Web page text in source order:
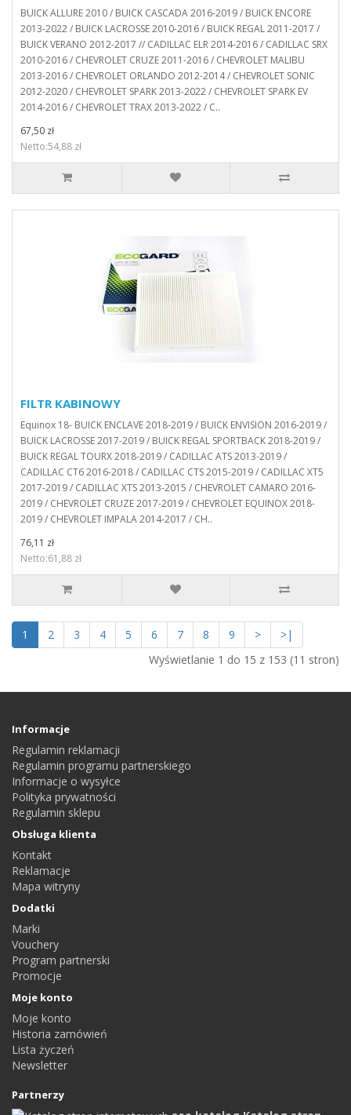
BUICK ALLURE 2010 / BUICK CASCADA 2016-2019 / BUICK ENCORE
2013-2022 / BUICK LACROSSE 2010-2016 / BUICK REGAL 2011-2017 /
BUICK VERANO 2012-2017 // CADILLAC ELR 2014-2016 / CADILLAC SRX
2010-2016 / CHEVROLET CRUZE 2011-2016 / CHEVROLET MALIBU
2013-2016 / CHEVROLET ORLANDO 2012-2014 / CHEVROLET SONIC
2012-2020 / CHEVROLET SPARK 2013-2022 / CHEVROLET SPARK EV
2014-2016 / CHEVROLET TRAX 2013-2022 / C..
67,50 zł
Netto:54,88 zł
FILTR KABINOWY
Equinox 18- BUICK ENCLAVE 2018-2019 / BUICK ENVISION 2016-2019 /
BUICK LACROSSE 2017-2019 / BUICK REGAL SPORTBACK 2018-2019 /
BUICK REGAL TOURX 2018-2019 / CADILLAC ATS 2013-2019 /
CADILLAC CT6 2016-2018 / CADILLAC CTS 2015-2019 / CADILLAC XT5
2017-2019 / CADILLAC XTS 2013-2015 / CHEVROLET CAMARO 2016-
2019 / CHEVROLET CRUZE 2017-2019 / CHEVROLET EQUINOX 2018-
2019 / CHEVROLET IMPALA 2014-2017 / CH..
76,11 zł
Netto:61,88 zł
1 2 3 4 5 6 7 8 9 >
>|
Wyświetlanie 1 do 15 z 153 (11 stron)
Informacje
Regulamin reklamacji
Regulamin programu partnerskiego
Informacje o wysyłce
Polityka prywatności
Regulamin sklepu
Obsługa klienta
Kontakt
Reklamacje
Mapa witryny
Dodatki
Marki
Vouchery
Program partnerski
Promocje
Moje konto
Moje konto
Historia zamówień
Lista życzeń
Newsletter
Partnerzy